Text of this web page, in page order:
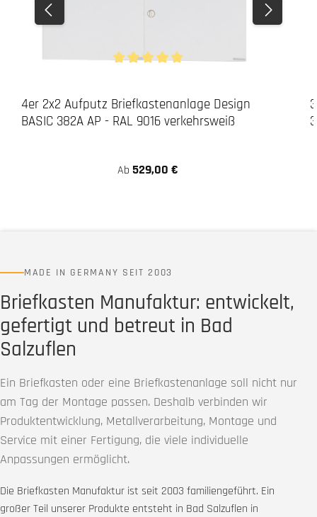
4er 2x2 Aufputz Briefkastenanlage Design
BASIC 382A AP - RAL 9016 verkehrsweiß
Ab 529,00 €
MADE IN GERMANY SEIT 2003
Briefkasten Manufaktur: entwickelt,
gefertigt und betreut in Bad
Salzuflen
Ein Briefkasten oder eine Briefkastenanlage soll nicht nur
am Tag der Montage passen. Deshalb verbinden wir
Produktentwicklung, Metallverarbeitung, Montage und
Service mit einer Fertigung, die viele individuelle
Anpassungen ermöglicht.
Die Briefkasten Manufaktur ist seit 2003 familiengeführt. Ein
großer Teil unserer Produkte entsteht in Bad Salzuflen in